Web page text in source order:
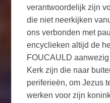
verantwoordelijk zijn
die niet neerkijken
ons verbonden met
encyclieken altijd de
FOUCAULD
Kerk zijn die naar
periferieën, om Jezus
werken voor zijn